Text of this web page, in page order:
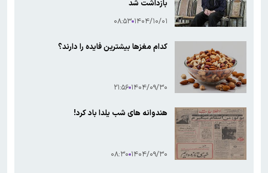
بازداشت شد
۱۴۰۴/۱۰/۰۱ ۰۸:۵۳
کدام مغزها بیشترین فایده را دارند؟
۱۴۰۴/۰۹/۳۰ ۲۱:۵۶
هندوانه های شب یلدا باد کرد!
۱۴۰۴/۰۹/۳۰ ۰۸:۳۰